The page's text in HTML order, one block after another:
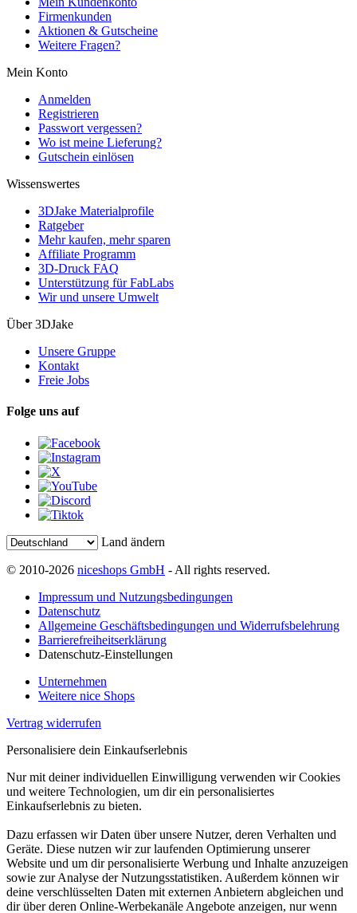
Firmenkunden
Aktionen & Gutscheine
Weitere Fragen?
Mein Konto
Anmelden
Registrieren
Passwort vergessen?
Wo ist meine Lieferung?
Gutschein einlösen
Wissenswertes
3DJake Materialprofile
Ratgeber
Mehr kaufen, mehr sparen
Affiliate Programm
3D-Druck FAQ
Unterstützung für FabLabs
Wir und unsere Umwelt
Über 3DJake
Unsere Gruppe
Kontakt
Freie Jobs
Folge uns auf
Land ändern
© 2010-2026 niceshops GmbH - All rights reserved.
Impressum und Nutzungsbedingungen
Datenschutz
Allgemeine Geschäftsbedingungen und Widerrufsbelehrung
Barrierefreiheitserklärung
Datenschutz-Einstellungen
Unternehmen
Weitere nice Shops
Vertrag widerrufen
Personalisiere dein Einkaufserlebnis
Nur mit deiner individuellen Einwilligung verwenden wir Cookies
und weitere Technologien, um dir ein personalisiertes
Einkaufserlebnis zu bieten.
Dazu erfassen wir Daten über unsere Nutzer, deren Verhalten und
Geräte. Diese nutzen wir zur laufenden Optimierung unserer
Website und um dir personalisierte Werbung und Inhalte anzuzeigen
sowie zur Analyse der Nutzungsstatistiken. Außerdem können wir
deine verschlüsselten Daten mit externen Anbietern abgleichen und
dir über deren Online-Werbekanäle Angebote anzeigen, nur wenn